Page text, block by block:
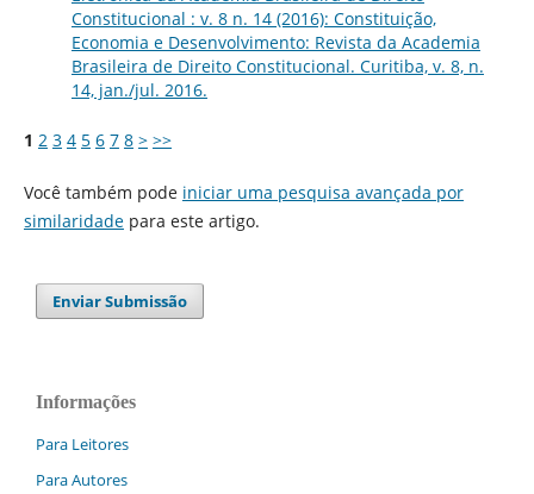
Constitucional : v. 8 n. 14 (2016): Constituição,
Economia e Desenvolvimento: Revista da Academia
Brasileira de Direito Constitucional. Curitiba, v. 8, n.
14, jan./jul. 2016.
1 2 3 4 5 6 7 8 > >>
Você também pode iniciar uma pesquisa avançada por
similaridadepara este artigo.
Enviar Submissão
Informações
Para Leitores
Para Autores